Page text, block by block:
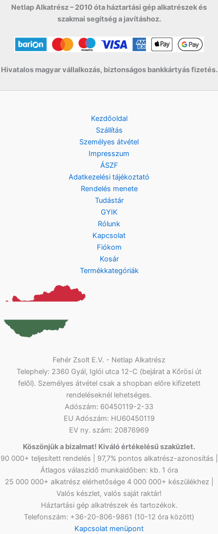
Netlap Alkatrész – 2010 óta háztartási gép alkatrészek és
szakmai segítség a javításhoz.
Hivatalos magyar vállalkozás, biztonságos bankkártyás fizetés.
Kezdőoldal
Szállítás
Személyes átvétel
Impresszum
ÁSZF
Adatkezelési tájékoztató
Rendelés menete
Tudástár
GYIK
Rólunk
Kapcsolat
Fiókom
Kosár
Termékkategóriák
Fehér Zsolt E.V. - Netlap Alkatrész
Telephely: 2360 Gyál, Iglói utca 12-C (bejárat a Kőrösi út
felől). Személyes átvétel csak a shopban előre kifizetett
rendeléseknél lehetséges.
Adószám: 60450119-2-33
EU Adószám: HU60450119
EV ny. szám: 20876969
Köszönjük a bizalmat! Kiváló értékelésű szaküzlet.
90 000+ teljesített rendelés | 97,7% pontos alkatrész-azonosítás |
Átlagos válaszidő munkaidőben: kb. 1 óra
25 000 000+ alkatrész elérhetősége 4 000 000+ készülékhez |
Valós készlet, valós saját raktár!
Háztartási gép alkatrészek és tartozékok.
Telefonszám: +36-20-806-9861 (10-12 óra között)
Kapcsolat menüpont